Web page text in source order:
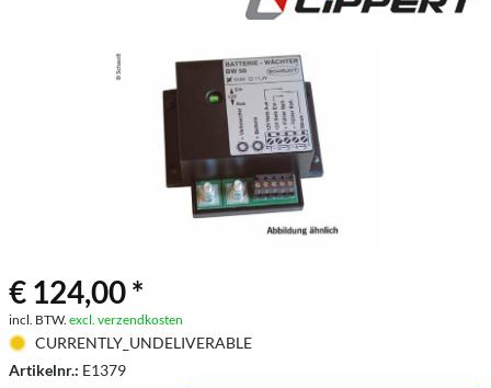
€ 124,00 *
incl. BTW. excl. verzendkosten
CURRENTLY_UNDELIVERABLE
Artikelnr.: E1379